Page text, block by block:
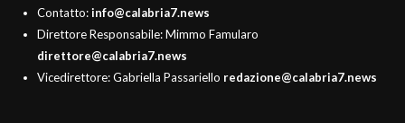
Contatto:info@calabria7.news
Direttore Responsabile: Mimmo Famularo
direttore@calabria7.news
Vicedirettore: Gabriella Passariello redazione@calabria7.news